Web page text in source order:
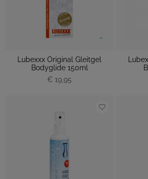
Lubexxx Original Gleitgel
Bodyglide 150ml
€ 19,95